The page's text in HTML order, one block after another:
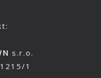
s.r.o.
1